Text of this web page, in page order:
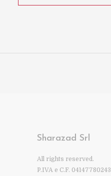
Sharazad Srl
All rights reserved.
P.IVA e C.F. 04147780243